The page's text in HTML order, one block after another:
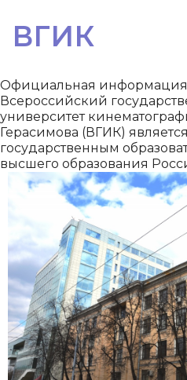
ВГИК
Официальная информация
Всероссийский
университет
Герасимова (ВГИК)
государственным
высшего образования